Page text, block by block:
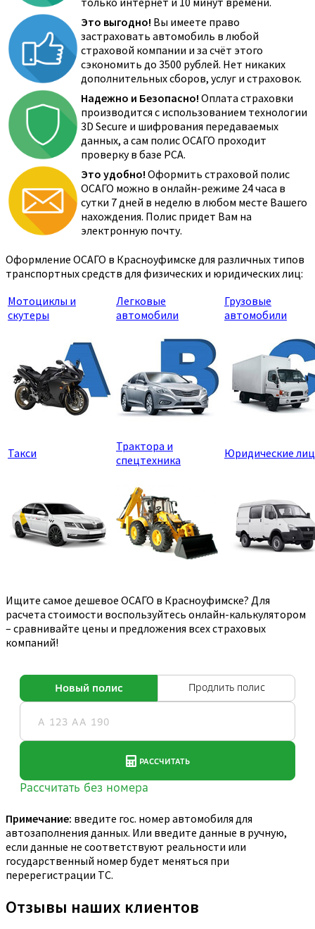
Это выгодно! Вы имеете право
застраховать автомобиль в любой
страховой компании и за счёт этого
сэкономить до 3500 рублей. Нет никаких
дополнительных сборов, услуг и страховок.
Надежно и Безопасно! Оплата страховки
производится с использованием технологии
3D Secure и шифрования передаваемых
данных, а сам полис ОСАГО проходит
проверку в базе РСА.
Это удобно! Оформить страховой полис
ОСАГО можно в онлайн-режиме 24 часа в
сутки 7 дней в неделю в любом месте Вашего
нахождения. Полис придет Вам на
электронную почту.
Оформление ОСАГО в Красноуфимске для различных типов
транспортных средств для физических и юридических лиц:
Мотоциклы и
скутеры
Легковые
автомобили
Грузовые
автомобили
Такси
Трактора и
спецтехника
Юридические
Ищите самое дешевое ОСАГО в Красноуфимске? Для
расчета стоимости воспользуйтесь онлайн-калькулятором
– сравнивайте цены и предложения всех страховых
компаний!
Примечание: введите гос. номер автомобиля для
автозаполнения данных. Или введите данные в ручную,
если данные не соответствуют реальности или
государственный номер будет меняться при
перерегистрации ТС.
Отзывы наших клиентов